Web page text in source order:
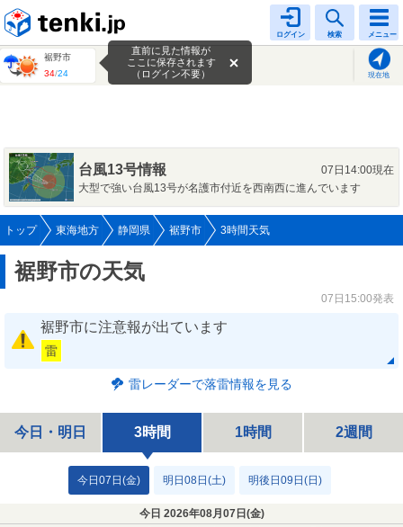
ログイン 検索 メニュー
裾野市
34/24 現在地
直前に見た情報が
ここに保存されます
（ログイン不要）
台風13号情報
07日14:00現在
大型で強い台風13号が名護市付近を西南西に進んでいます
トップ 東海地方 静岡県 裾野市 3時間天気
裾野市の天気
07日15:00発表
裾野市に注意報が出ています
雷
雷レーダーで落雷情報を見る
今日・明日 3時間 1時間 2週間
今日07日(金) 明日08日(土) 明後日09日(日)
今日 2026年08月07日(金)